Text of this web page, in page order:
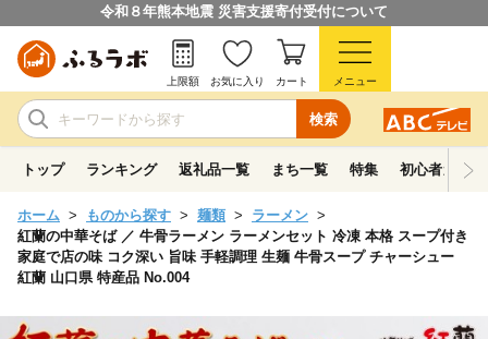
令和８年熊本地震 災害支援寄付受付について
検索
上限額 お気に入り カート メニュー
トップ ランキング 返礼品一覧 まち一覧 特集 初心者ガイド
ホーム ものから探す 麺類
ラーメン
紅蘭の中華そば ／ 牛骨ラーメン ラーメンセット 冷凍 本格 スープ付き
家庭で店の味 コク深い 旨味 手軽調理 生麺 牛骨スープ チャーシュー
紅蘭 山口県 特産品 No.004